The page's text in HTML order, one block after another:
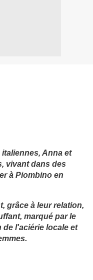
Anna et
vivant dans des
à Piombino en
grâce à leur relation,
marqué par le
l'aciérie locale et